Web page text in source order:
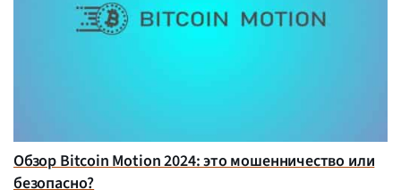
Обзор Bitcoin Motion 2024: это мошенничество или
безопасно?